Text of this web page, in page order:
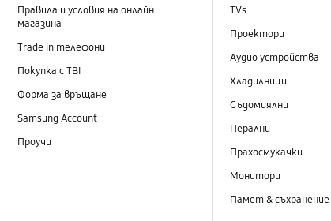
Правила и условия на онлайн
магазина
Trade in телефони
Покупка с TBI
Форма за връщане
Samsung Account
Проучи
TVs
Проектори
Аудио устройства
Хладилници
Съдомиялни
Перални
Прахосмукачки
Монитори
Памет & съхранение